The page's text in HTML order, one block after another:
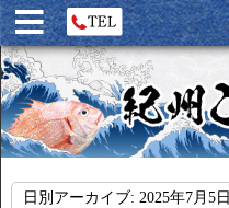
日別アーカイブ: 2025年7月5日